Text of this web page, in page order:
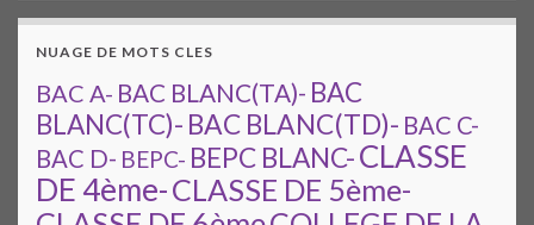
NUAGE DE MOTS CLES
BAC A- BAC BLANC(TA)- BAC
BLANC(TC)- BAC BLANC(TD)- BAC C-
BAC D- BEPC- BEPC BLANC-CLASSE
DE 4ème-CLASSE DE 5ème-